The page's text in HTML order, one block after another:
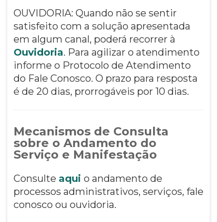
OUVIDORIA: Quando não se sentir
satisfeito com a solução apresentada
em algum canal, poderá recorrer à
Ouvidoria. Para agilizar o atendimento
informe o Protocolo de Atendimento
do Fale Conosco. O prazo para resposta
é de 20 dias, prorrogáveis por 10 dias.
Mecanismos de Consulta
sobre o Andamento do
Serviço e Manifestação
Consulte aqui o andamento de
processos administrativos, serviços, fale
conosco ou ouvidoria.